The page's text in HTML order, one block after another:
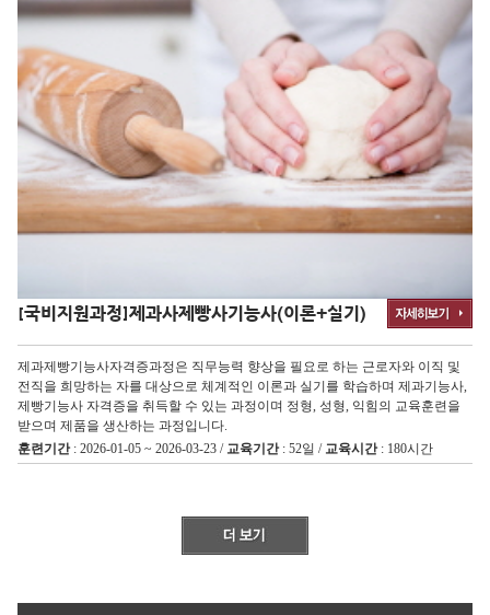
[국비지원과정] 제과사제빵사기능사(이론+실기)
제과제빵기능사자격증과정은 직무능력 향상을 필요로 하는 근로자와 이직 및
전직을 희망하는 자를 대상으로 체계적인 이론과 실기를 학습하며 제과기능사,
제빵기능사 자격증을 취득할 수 있는 과정이며 정형, 성형, 익힘의 교육훈련을
받으며 제품을 생산하는 과정입니다.
훈련기간: 2026-01-05 ~ 2026-03-23 / 교육기간: 52일 / 교육시간: 180시간